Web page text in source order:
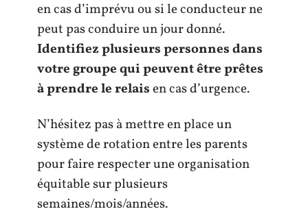
en cas d’imprévu ou si le conducteur ne
peut pas conduire un jour donné.
Identifiez plusieurs personnes dans
votre groupe qui peuvent être prêtes
à prendre le relaisen cas d’urgence.
N’hésitez pas à mettre en place un
système de rotation entre les parents
pour faire respecter une organisation
équitable sur plusieurs
semaines/mois/années.